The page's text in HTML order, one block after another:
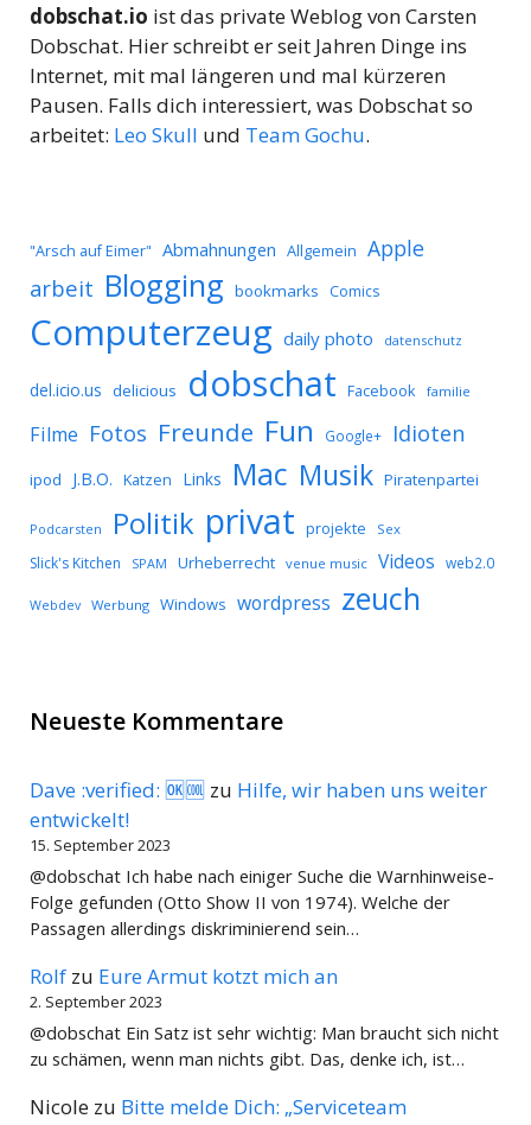
dobschat.io ist das private Weblog von Carsten
Dobschat. Hier schreibt er seit Jahren Dinge ins
Internet, mit mal längeren und mal kürzeren
Pausen. Falls dich interessiert, was Dobschat so
arbeitet: Leo Skull und Team Gochu.
"Arsch auf Eimer" Abmahnungen Allgemein Apple
arbeit Blogging bookmarks Comics
Computerzeug daily photo datenschutz
del.icio.us delicious dobschat Facebook familie
Filme Fotos Freunde Fun Google+ Idioten
ipod J.B.O. Katzen Links Mac Musik Piratenpartei
Podcarsten Politik privat projekte Sex
Slick's Kitchen SPAM Urheberrecht venue music Videos web2.0
Webdev Werbung Windows wordpress zeuch
Neueste Kommentare
Dave :verified: 🆗🆒 zu Hilfe, wir haben uns weiter
entwickelt!
15. September 2023
@dobschat Ich habe nach einiger Suche die Warnhinweise-
Folge gefunden (Otto Show II von 1974). Welche der
Passagen allerdings diskriminierend sein…
Rolf zu Eure Armut kotzt mich an
2. September 2023
@dobschat Ein Satz ist sehr wichtig: Man braucht sich nicht
zu schämen, wenn man nichts gibt. Das, denke ich, ist…
Nicole zu Bitte melde Dich: „Serviceteam